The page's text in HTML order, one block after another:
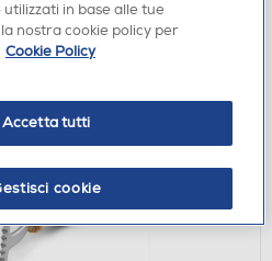
verifica
in base alle tue
nostra cookie policy per
Cookie Policy
Accetta tutti
cookie